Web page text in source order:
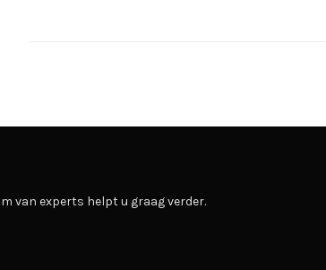
van experts helpt u graag verder.